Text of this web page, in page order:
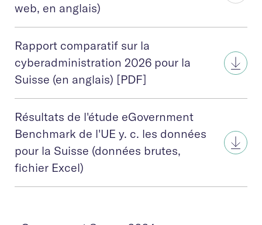
web, en anglais)
Rapport comparatif sur la
cyberadministration 2026 pour la
Suisse (en anglais) [PDF]
Résultats de l'étude eGovernment
Benchmark de l'UE y. c. les données
pour la Suisse (données brutes,
fichier Excel)